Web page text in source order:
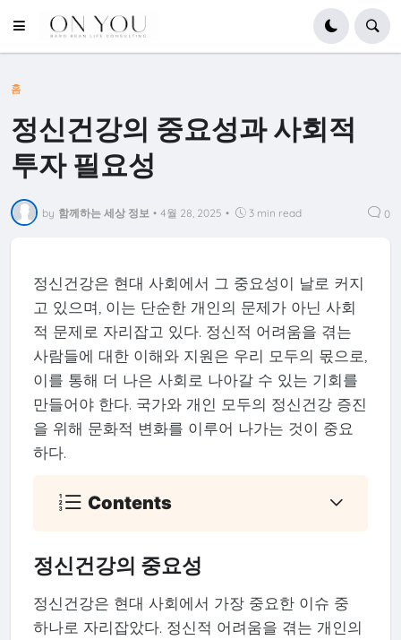
홈
정신건강의 중요성과 사회적
투자 필요성
by 함께하는 세상 정보 • 4월 28, 2025 • 3 min read 0
정신건강은 현대 사회에서 그 중요성이 날로 커지
고 있으며, 이는 단순한 개인의 문제가 아닌 사회
적 문제로 자리잡고 있다. 정신적 어려움을 겪는
사람들에 대한 이해와 지원은 우리 모두의 몫으로,
이를 통해 더 나은 사회로 나아갈 수 있는 기회를
만들어야 한다. 국가와 개인 모두의 정신건강 증진
을 위해 문화적 변화를 이루어 나가는 것이 중요
하다.
Contents
정신건강의 중요성
정신건강은 현대 사회에서 가장 중요한 이슈 중
하나로 자리잡았다. 정신적 어려움을 겪는 개인의